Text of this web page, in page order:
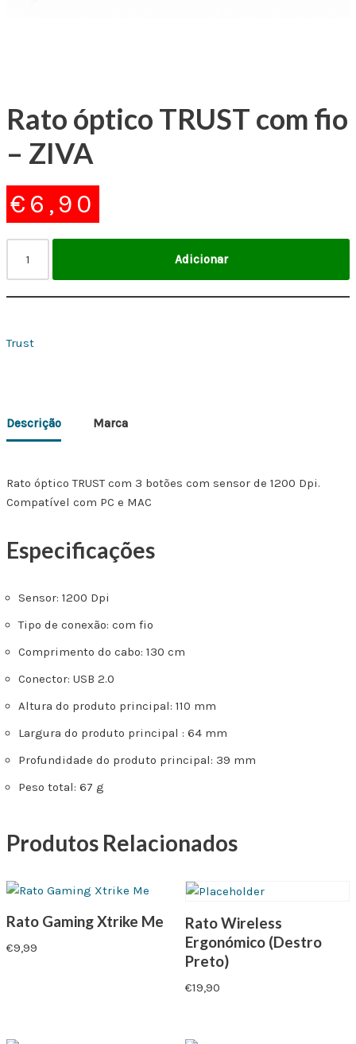
Rato óptico TRUST com fio
– ZIVA
€ 6,90
Adicionar
Trust
Descrição Marca
Rato óptico TRUST com 3 botões com sensor de 1200 Dpi.
Compatível com PC e MAC
Especificações
Sensor: 1200 Dpi
Tipo de conexão: com fio
Comprimento do cabo: 130 cm
Conector: USB 2.0
Altura do produto principal: 110 mm
Largura do produto principal : 64 mm
Profundidade do produto principal: 39 mm
Peso total: 67 g
Produtos Relacionados
Rato Gaming Xtrike Me
€9,99
Rato Wireless
Ergonómico (Destro
Preto)
€19,90